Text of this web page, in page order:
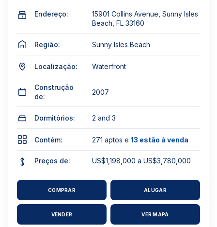
Endereço:
15901 Collins Avenue, Sunny Isles
Beach, FL 33160
Região: Sunny Isles Beach
Localização: Waterfront
Construção
de:
2007
Dormitórios: 2 and 3
Contém: 271 aptos e 13 estão à venda
Preços de: US$1,198,000 a US$3,780,000
COMPRAR ALUGAR
VENDER VER MAPA